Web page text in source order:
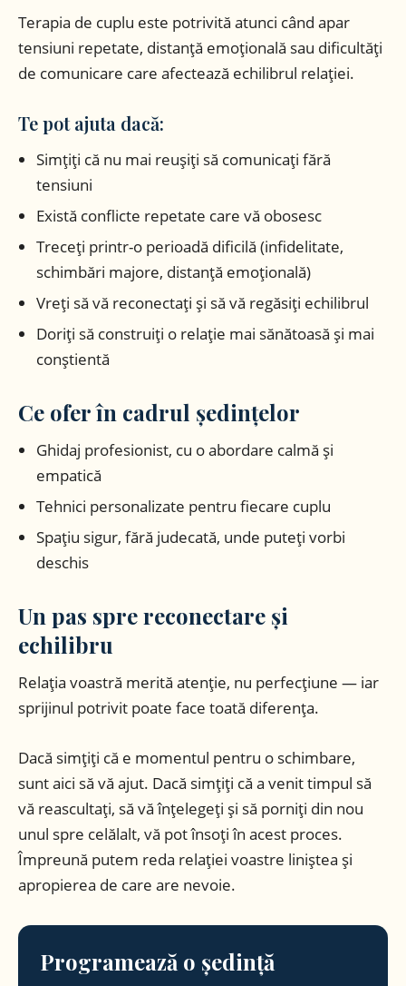
Terapia de cuplu este potrivită atunci când apar
tensiuni repetate, distanță emoțională sau dificultăți
de comunicare care afectează echilibrul relației.
Te pot ajuta dacă:
Simțiți că nu mai reușiți să comunicați fără
tensiuni
Există conflicte repetate care vă obosesc
Treceți printr-o perioadă dificilă (infidelitate,
schimbări majore, distanță emoțională)
Vreți să vă reconectați și să vă regăsiți echilibrul
Doriți să construiți o relație mai sănătoasă și mai
conștientă
Ce ofer în cadrul ședințelor
Ghidaj profesionist, cu o abordare calmă și
empatică
Tehnici personalizate pentru fiecare cuplu
Spațiu sigur, fără judecată, unde puteți vorbi
deschis
Un pas spre reconectare și
echilibru
Relația voastră merită atenție, nu perfecțiune — iar
sprijinul potrivit poate face toată diferența.
Dacă simțiți că e momentul pentru o schimbare,
sunt aici să vă ajut. Dacă simțiți că a venit timpul să
vă reascultați, să vă înțelegeți și să porniți din nou
unul spre celălalt, vă pot însoți în acest proces.
Împreună putem reda relației voastre liniștea și
apropierea de care are nevoie.
Programează o ședință